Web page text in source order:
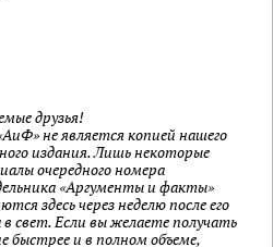
друзья!
не является копией нашего
издания. Лишь некоторые
очередного номера
«Аргументы и факты»
здесь через неделю после его
в свет. Если вы желаете получать
быстрее и в полном объеме,